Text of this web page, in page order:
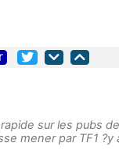
sur les pubs
mener par TF1